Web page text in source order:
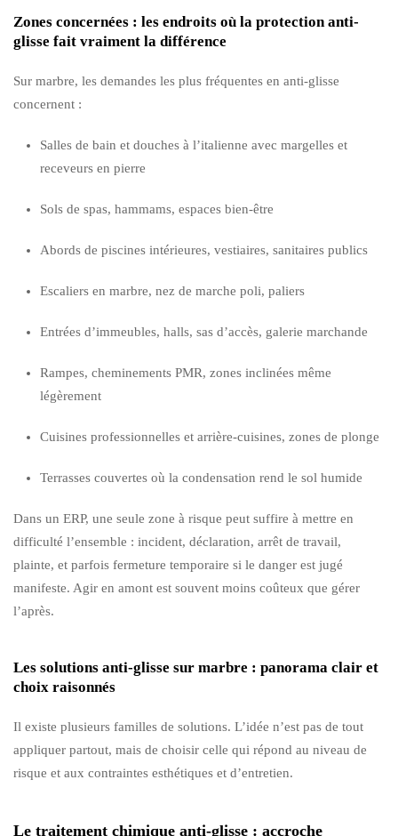
Zones concernées : les endroits où la protection anti-
glisse fait vraiment la différence
Sur marbre, les demandes les plus fréquentes en anti-glisse
concernent :
Salles de bain et douches à l’italienne avec margelles et
receveurs en pierre
Sols de spas, hammams, espaces bien-être
Abords de piscines intérieures, vestiaires, sanitaires publics
Escaliers en marbre, nez de marche poli, paliers
Entrées d’immeubles, halls, sas d’accès, galerie marchande
Rampes, cheminements PMR, zones inclinées même
légèrement
Cuisines professionnelles et arrière-cuisines, zones de plonge
Terrasses couvertes où la condensation rend le sol humide
Dans un ERP, une seule zone à risque peut suffire à mettre en
difficulté l’ensemble : incident, déclaration, arrêt de travail,
plainte, et parfois fermeture temporaire si le danger est jugé
manifeste. Agir en amont est souvent moins coûteux que gérer
l’après.
Les solutions anti-glisse sur marbre : panorama clair et
choix raisonnés
Il existe plusieurs familles de solutions. L’idée n’est pas de tout
appliquer partout, mais de choisir celle qui répond au niveau de
risque et aux contraintes esthétiques et d’entretien.
Le traitement chimique anti-glisse : accroche